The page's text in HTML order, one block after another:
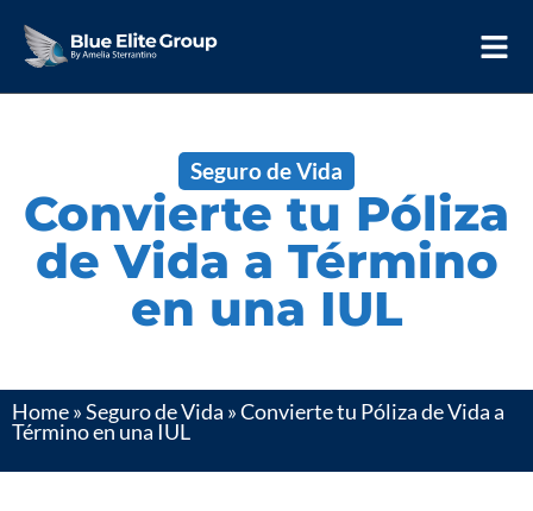
Seguro de Vida
Convierte tu Póliza
de Vida a Término
en una IUL
Home»Seguro de Vida »Convierte tu Póliza de Vida a
Término en una IUL